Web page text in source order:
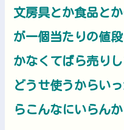
文房具とか食品と
が一個当たりの値
かなくてばら売り
どうせ使うからい
らこんなにいらん